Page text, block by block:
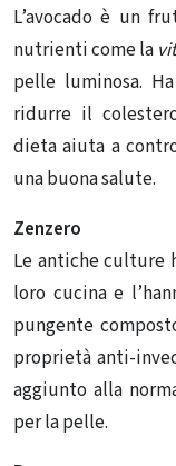
L’avocado è un
nutrienti come la
pelle luminosa.
ridurre il
dieta aiuta a
una buona salute.
Zenzero
Le antiche culture
loro cucina e
pungente
proprietà anti-
aggiunto alla
per la pelle.